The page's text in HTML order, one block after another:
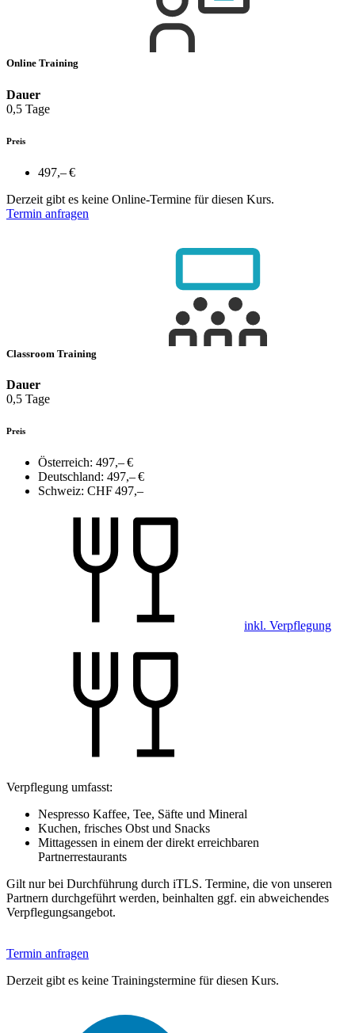
Online Training
Dauer
0,5 Tage
Preis
497,– €
Derzeit gibt es keine Online-Termine für diesen Kurs.
Termin anfragen
Classroom Training
Dauer
0,5 Tage
Preis
Österreich: 497,– €
Deutschland: 497,– €
Schweiz: CHF 497,–
inkl. Verpflegung
Verpflegung umfasst:
Nespresso Kaffee, Tee, Säfte und Mineral
Kuchen, frisches Obst und Snacks
Mittagessen in einem der direkt erreichbaren
Partnerrestaurants
Gilt nur bei Durchführung durch iTLS. Termine, die von unseren
Partnern durchgeführt werden, beinhalten ggf. ein abweichendes
Verpflegungsangebot.
Termin anfragen
Derzeit gibt es keine Trainingstermine für diesen Kurs.